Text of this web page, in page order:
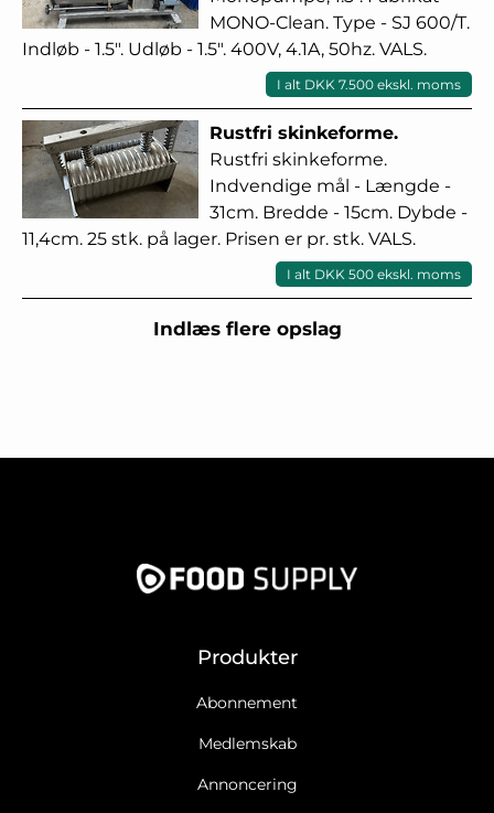
MONO-Clean. Type - SJ 600/T.
Indløb - 1.5". Udløb - 1.5". 400V, 4.1A, 50hz. VALS.
I alt DKK 7.500 ekskl. moms
Rustfri skinkeforme.
Rustfri skinkeforme.
Indvendige mål - Længde -
31cm. Bredde - 15cm. Dybde -
11,4cm. 25 stk. på lager. Prisen er pr. stk. VALS.
I alt DKK 500 ekskl. moms
Indlæs flere opslag
Produkter
Abonnement
Medlemskab
Annoncering